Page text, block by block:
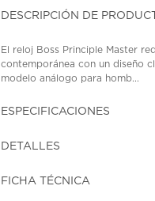
DESCRIPCIÓN DE
El reloj Boss Principle Master
contemporánea con un diseño
modelo análogo para homb...
ESPECIFICACIONES
DETALLES
FICHA TÉCNICA